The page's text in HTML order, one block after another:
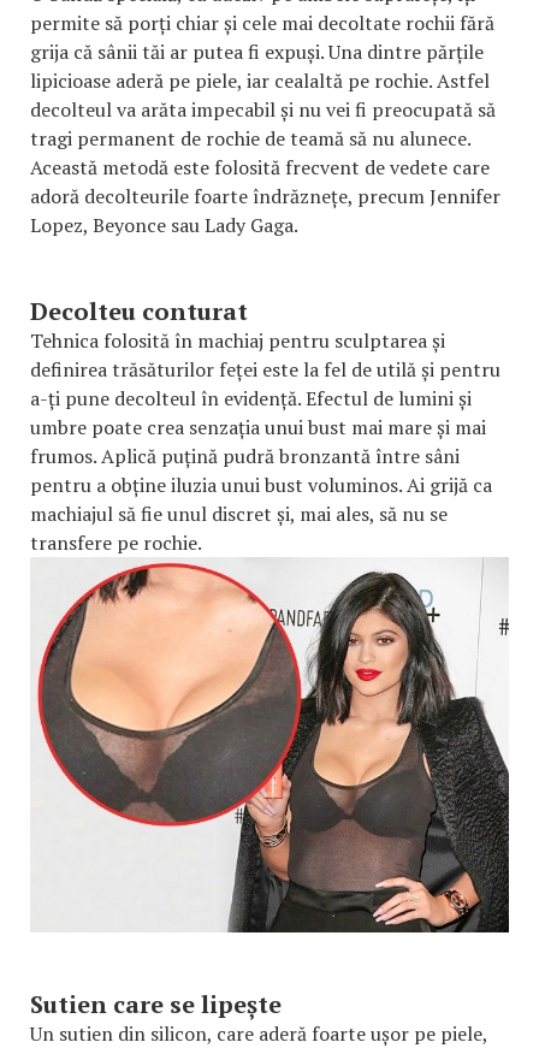
permite să porți chiar și cele mai decoltate rochii fără
grija că sânii tăi ar putea fi expuși. Una dintre părțile
lipicioase aderă pe piele, iar cealaltă pe rochie. Astfel
decolteul va arăta impecabil și nu vei fi preocupată să
tragi permanent de rochie de teamă să nu alunece.
Această metodă este folosită frecvent de vedete care
adoră decolteurile foarte îndrăznețe, precum Jennifer
Lopez, Beyonce sau Lady Gaga.
Decolteu conturat
Tehnica folosită în machiaj pentru sculptarea și
definirea trăsăturilor feței este la fel de utilă și pentru
a-ți pune decolteul în evidență. Efectul de lumini și
umbre poate crea senzația unui bust mai mare și mai
frumos. Aplică puțină pudră bronzantă între sâni
pentru a obține iluzia unui bust voluminos. Ai grijă ca
machiajul să fie unul discret și, mai ales, să nu se
transfere pe rochie.
Sutien care se lipește
Un sutien din silicon, care aderă foarte ușor pe piele,